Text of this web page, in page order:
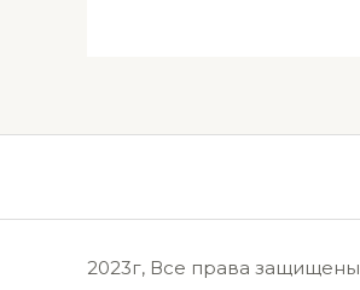
2023г, Все права защищены